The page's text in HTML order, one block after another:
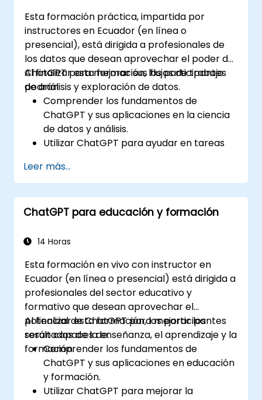
Esta formación práctica, impartida por
instructores en Ecuador (en línea o
presencial), está dirigida a profesionales de
los datos que desean aprovechar el poder de
ChatGPT para mejorar sus flujos de trabajo
de análisis y exploración de datos.
Al finalizar esta formación, los participantes
podrán:
Comprender los fundamentos de
ChatGPT y sus aplicaciones en la ciencia
de datos y análisis.
Utilizar ChatGPT para ayudar en tareas
Aprovechar ChatGPT para generar
conocimientos y respaldar procesos de
toma de decisiones.
Implementar las mejores prácticas para
de la ciencia de datos.
Leer más...
ChatGPT para educación y formación
14 Horas
Esta formación en vivo con instructor en
Ecuador (en línea o presencial) está dirigida a
profesionales del sector educativo y
formativo que desean aprovechar el
potencial de ChatGPT para mejorar los
resultados de la enseñanza, el aprendizaje y la
formación.
Al finalizar esta formación, los participantes
serán capaces de:
Comprender los fundamentos de
ChatGPT y sus aplicaciones en educación
y formación.
Utilizar ChatGPT para mejorar la